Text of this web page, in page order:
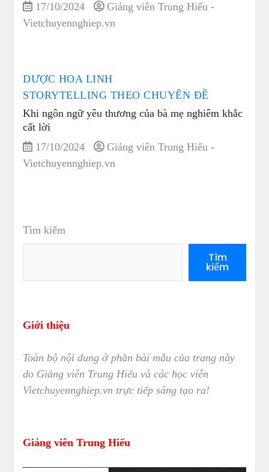
17/10/2024
Giảng viên Trung Hiếu -
Vietchuyennghiep.vn
DƯỢC HOA LINH
STORYTELLING THEO CHUYÊN ĐỀ
Khi ngôn ngữ yêu thương của bà mẹ nghiêm khắc
cất lời
17/10/2024
Giảng viên Trung Hiếu -
Vietchuyennghiep.vn
Tìm kiếm
Tìm
kiếm
Giới thiệu
Toàn bộ nội dung ở phần bài mẫu của trang này
do Giảng viên Trung Hiếu và các học viên
Vietchuyennghiep.vn trực tiếp sáng tạo ra!
Giảng viên Trung Hiếu